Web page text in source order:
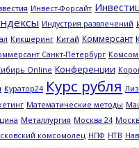
Инвест-Форсайт
Индустрия развлечений
Кикшеринг Китай Коммерсант
Санкт-Петербург
Online Конференции
Куратор24 Курс рубля
Математические методы
Металлургия Москва 24
комсомолец НПФ НТВ